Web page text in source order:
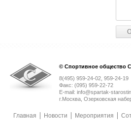
© Спортивное общество
8(495) 959-24-02, 959-24-19
Факс: (095) 959-22-72
E-mail: info@spartak-
г.Москва, Озерковская
Главная Новости Мероприятия